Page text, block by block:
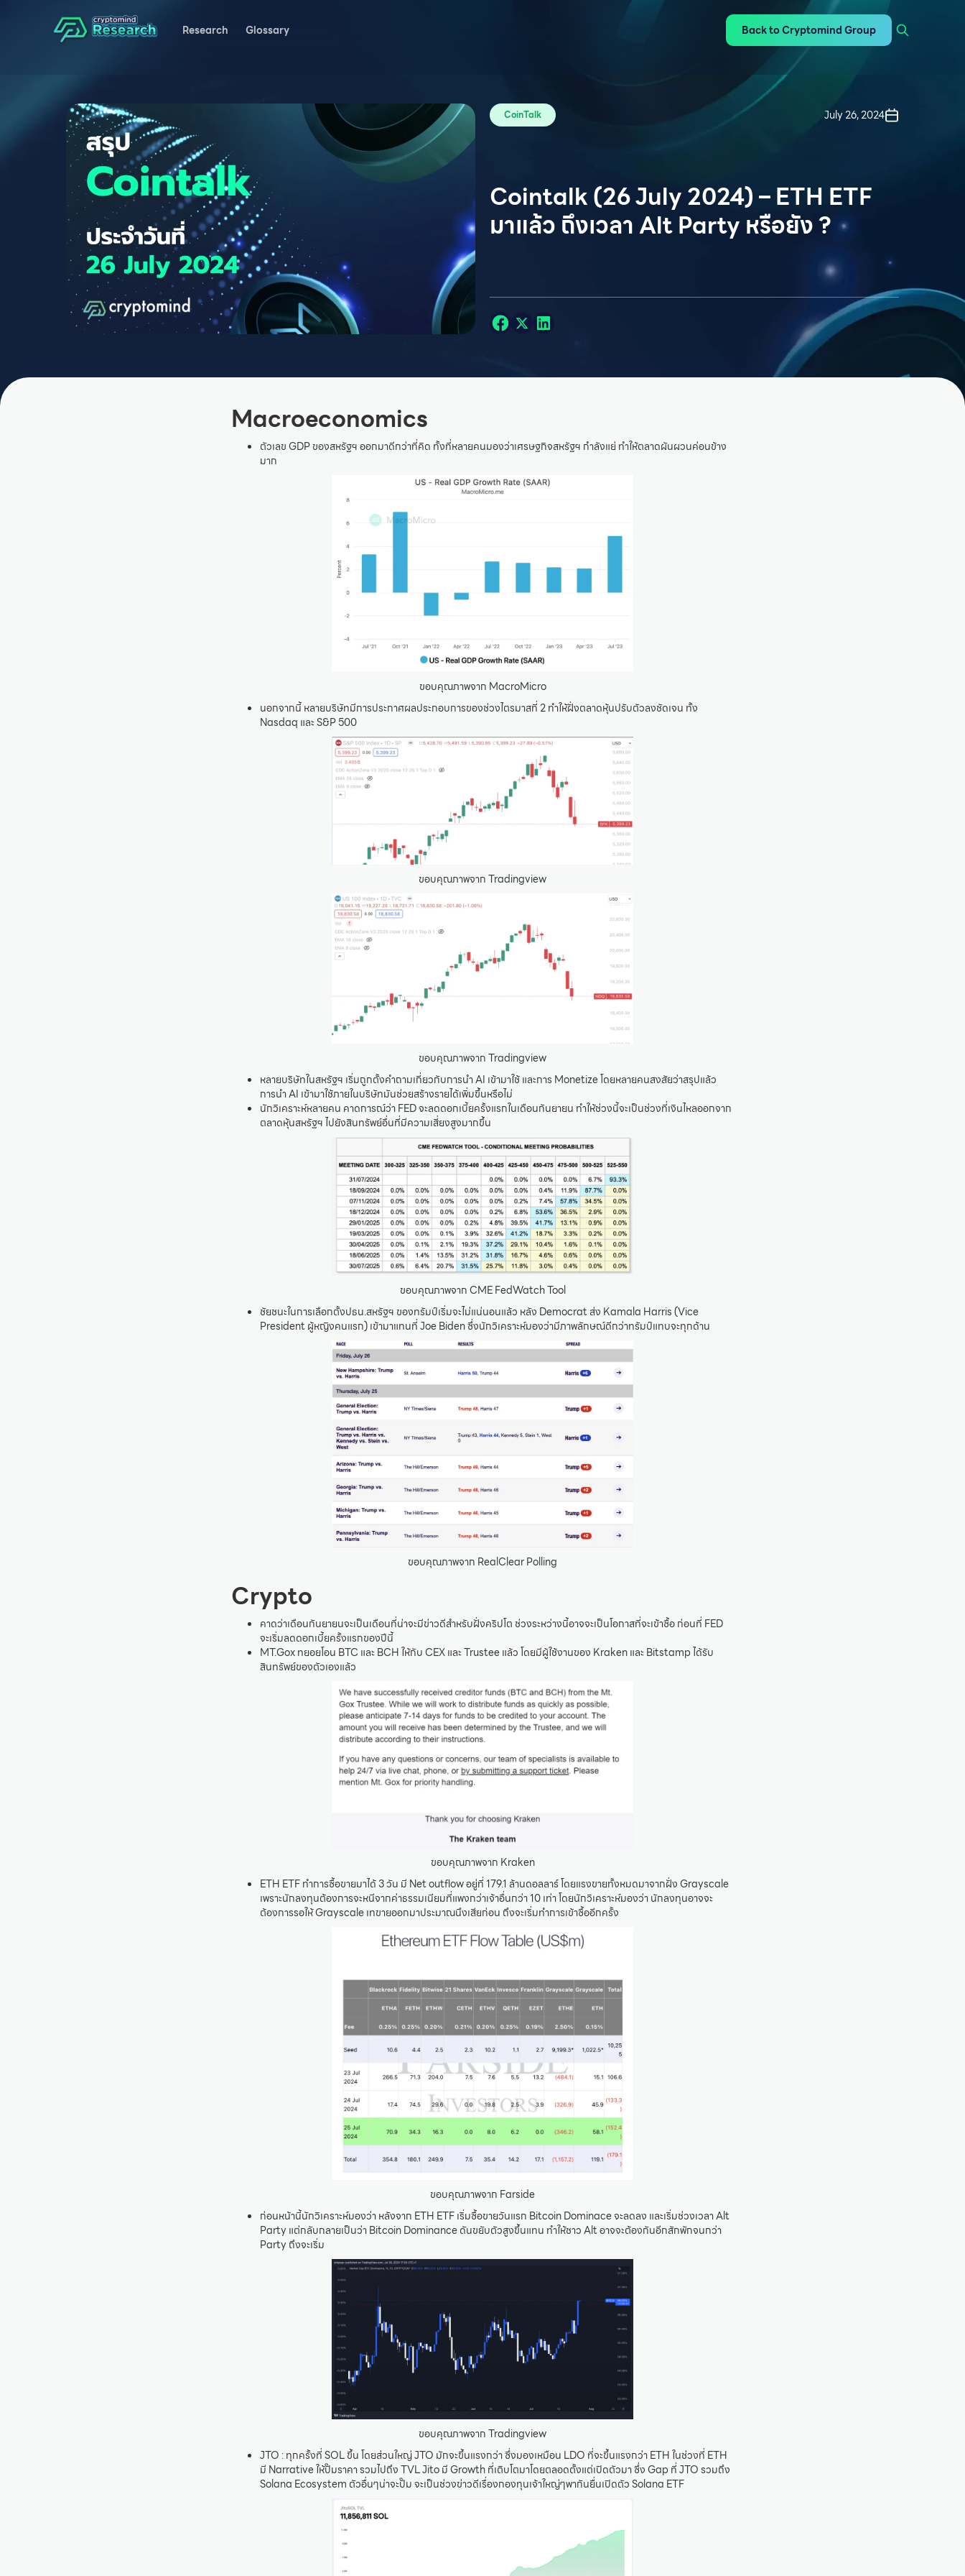
Research Glossary Back to Cryptomind Group
CoinTalk July 26, 2024
Cointalk (26 July 2024) – ETH ETF
มาแล้ว ถึงเวลา Alt Party หรือยัง ?
Macroeconomics
ตัวเลข GDP ของสหรัฐฯ ออกมาดีกว่าที่คิด ทั้งที่หลายคนมองว่าเศรษฐกิจสหรัฐฯ กำลังแย่ ทำให้ตลาดผันผวนค่อนข้าง
มาก
ขอบคุณภาพจาก MacroMicro
นอกจากนี้ หลายบริษัทมีการประกาศผลประกอบการของช่วงไตรมาสที่ 2 ทำให้ฝั่งตลาดหุ้นปรับตัวลงชัดเจน ทั้ง
Nasdaq และ S&P 500
ขอบคุณภาพจาก Tradingview
ขอบคุณภาพจาก Tradingview
หลายบริษัทในสหรัฐฯ เริ่มถูกตั้งคำถามเกี่ยวกับการนำ AI เข้ามาใช้ และการ Monetize โดยหลายคนสงสัยว่าสรุปแล้ว
การนำ AI เข้ามาใช้ภายในบริษัทมันช่วยสร้างรายได้เพิ่มขึ้นหรือไม่
นักวิเคราะห์หลายคน คาดการณ์ว่า FED จะลดดอกเบี้ยครั้งแรกในเดือนกันยายน ทำให้ช่วงนี้จะเป็นช่วงที่เงินไหลออกจาก
ตลาดหุ้นสหรัฐฯ ไปยังสินทรัพย์อื่นที่มีความเสี่ยงสูงมากขึ้น
ขอบคุณภาพจาก CME FedWatch Tool
ชัยชนะในการเลือกตั้งปธน.สหรัฐฯ ของทรัมป์เริ่มจะไม่แน่นอนแล้ว หลัง Democrat ส่ง Kamala Harris (Vice
President ผู้หญิงคนแรก) เข้ามาแทนที่ Joe Biden ซึ่งนักวิเคราะห์มองว่ามีภาพลักษณ์ดีกว่าทรัมป์แทบจะทุกด้าน
ขอบคุณภาพจาก RealClear Polling
Crypto
คาดว่าเดือนกันยายนจะเป็นเดือนที่น่าจะมีข่าวดีสำหรับฝั่งคริปโต ช่วงระหว่างนี้อาจจะเป็นโอกาสที่จะเข้าซื้อ ก่อนที่ FED
จะเริ่มลดดอกเบี้ยครั้งแรกของปีนี้
MT.Gox ทยอยโอน BTC และ BCH ให้กับ CEX และ Trustee แล้ว โดยมีผู้ใช้งานของ Kraken และ Bitstamp ได้รับ
สินทรัพย์ของตัวเองแล้ว
ขอบคุณภาพจาก Kraken
ETH ETF ทำการซื้อขายมาได้ 3 วัน มี Net outflow อยู่ที่ 179.1 ล้านดอลลาร์ โดยแรงขายทั้งหมดมาจากฝั่ง Grayscale
เพราะนักลงทุนต้องการจะหนีจากค่าธรรมเนียมที่แพงกว่าเจ้าอื่นกว่า 10 เท่า โดยนักวิเคราะห์มองว่า นักลงทุนอาจจะ
ต้องการรอให้ Grayscale เทขายออกมาประมาณนึงเสียก่อน ถึงจะเริ่มทำการเข้าซื้ออีกครั้ง
ขอบคุณภาพจาก Farside
ก่อนหน้านี้นักวิเคราะห์มองว่า หลังจาก ETH ETF เริ่มซื้อขายวันแรก Bitcoin Dominace จะลดลง และเริ่มช่วงเวลา Alt
Party แต่กลับกลายเป็นว่า Bitcoin Dominance ดันขยับตัวสูงขึ้นแทน ทำให้ชาว Alt อาจจะต้องกันอีกสักพักจนกว่า
Party ถึงจะเริ่ม
ขอบคุณภาพจาก Tradingview
JTO : ทุกครั้งที่ SOL ขึ้น โดยส่วนใหญ่ JTO มักจะขึ้นแรงกว่า ซึ่งมองเหมือน LDO ที่จะขึ้นแรงกว่า ETH ในช่วงที่ ETH
มี Narrative ให้ปั๊มราคา รวมไปถึง TVL Jito มี Growth ที่เติบโตมาโดยตลอดตั้งแต่เปิดตัวมา ซึ่ง Gap ที่ JTO รวมถึง
Solana Ecosystem ตัวอื่นๆน่าจะปั๊ม จะเป็นช่วงข่าวดีเรื่องกองทุนเจ้าใหญ่ๆพากันยื่นเปิดตัว Solana ETF